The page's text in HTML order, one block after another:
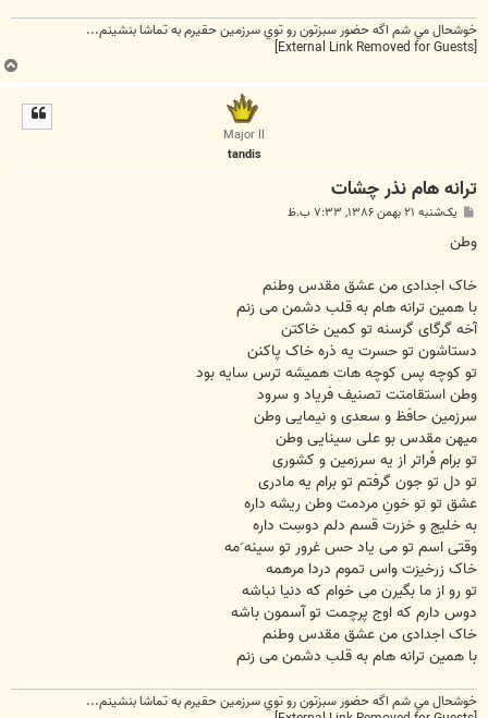
خوشحال مي شم اگه حضور سبزتون رو توي سرزمين حقيرم به تماشا بنشينم...
ب
ا
Major II
tandis
ترانه هام نذر چشات
پ
ت
یک‌شنبه ۲۱ بهمن ۱۳۸۶, ۷:۳۳ ب.ظ
وطن
خاک اجدادی من عشق مقدس وطنم
با همین ترانه هام به قلب دشمن می زنم
آخه گرگای گرسنه تو کمین خاکتن
دستاشون تو حسرت یه ذره خاک پاکنن
تو کوچه پس کوچه هات همیشه ترس سایه بود
وطن استقامتت تصنیف فریاد و سرود
سرزمین حافظ و سعدی و نیمایی وطن
میهن مقدس بو علی سینایی وطن
تو برام فَراتر از یه سرزمین و کشوری
تو دل تو جون گرفتم تو برام یه مادری
عشق تو تو خونِ مردمت وطن ریشه داره
به خلیج و خزرت قسم دلم دوسِت داره
وقتی اسم تو می یاد حس غرور تو سینه َمه
خاک زرخیزت واس تموم دردا مرهمه
تو رو از ما بگیرن می خوام که دنیا نباشه
دوس دارم که اوج پرچمت تو آسمون باشه
خاک اجدادی من عشق مقدس وطنم
با همین ترانه هام به قلب دشمن می زنم
خوشحال مي شم اگه حضور سبزتون رو توي سرزمين حقيرم به تماشا بنشينم...